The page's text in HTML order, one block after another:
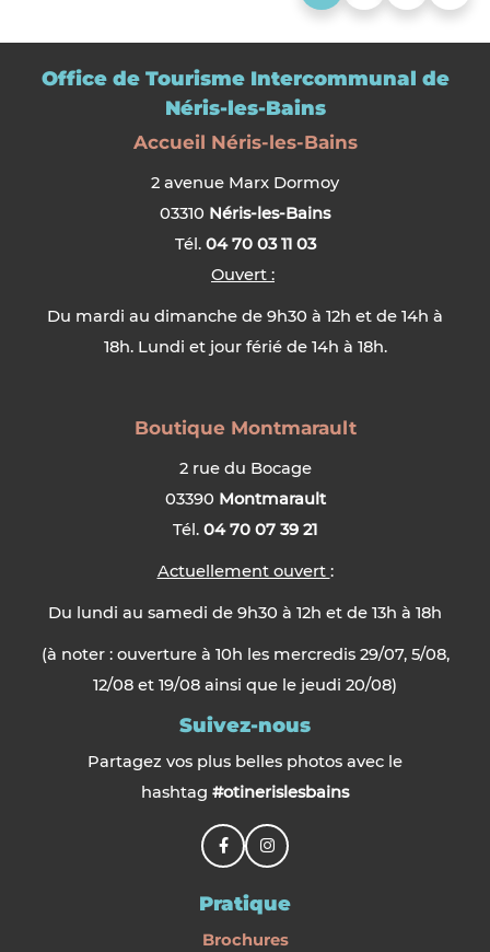
Office de Tourisme Intercommunal de
Néris-les-Bains
Accueil Néris-les-Bains
2 avenue Marx Dormoy
03310 Néris-les-Bains
Tél. 04 70 03 11 03
Ouvert :
Du mardi au dimanche de 9h30 à 12h et de 14h à
18h. Lundi et jour férié de 14h à 18h.
Boutique Montmarault
2 rue du Bocage
03390 Montmarault
Tél. 04 70 07 39 21
Actuellement ouvert :
Du lundi au samedi de 9h30 à 12h et de 13h à 18h
(à noter : ouverture à 10h les mercredis 29/07, 5/08,
12/08 et 19/08 ainsi que le jeudi 20/08)
Suivez-nous
Partagez vos plus belles photos avec le
hashtag #otinerislesbains
Pratique
Brochures